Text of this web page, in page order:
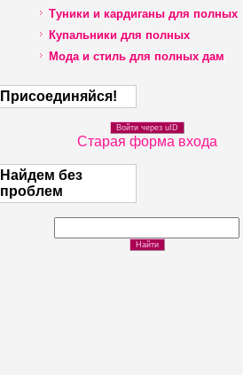
Туники и кардиганы для полных
Купальники для полных
Мода и стиль для полных дам
Присоединяйся!
Войти через uID
Старая форма входа
Найдем без
проблем